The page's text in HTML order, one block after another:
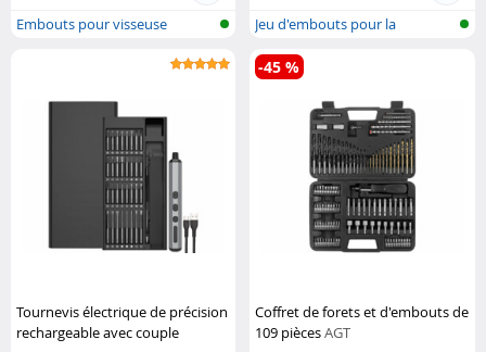
Embouts pour visseuse
Jeu d'embouts pour la
mécanique de...
Tournevis électrique de précision
rechargeable avec couple
Coffret de forets et d'embouts de
109 piècesAGT
-45 %